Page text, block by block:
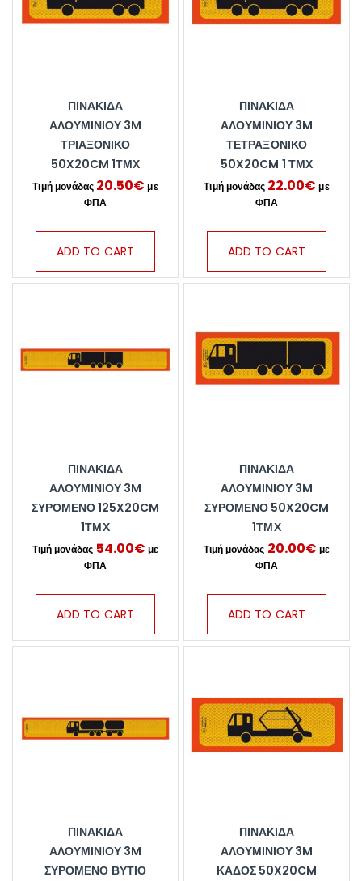
ΠΙΝΑΚΊΔΑ
ΑΛΟΥΜΙΝΊΟΥ 3M
ΤΡΙΑΞΟΝΙΚΌ
50X20CM 1ΤΜΧ
20.50€
ADD TO CART
ΠΙΝΑΚΊΔΑ
ΑΛΟΥΜΙΝΊΟΥ 3M
ΤΕΤΡΑΞΟΝΙΚΌ
50X20CM 1 ΤΜΧ
22.00€
ADD TO CART
ΠΙΝΑΚΊΔΑ
ΑΛΟΥΜΙΝΊΟΥ 3M
ΣΥΡΌΜΕΝΟ 125X20CM
1ΤΜΧ
54.00€
ADD TO CART
ΠΙΝΑΚΊΔΑ
ΑΛΟΥΜΙΝΊΟΥ 3M
ΣΥΡΌΜΕΝΟ 50X20CM
1ΤΜΧ
20.00€
ADD TO CART
ΠΙΝΑΚΊΔΑ
ΑΛΟΥΜΙΝΊΟΥ 3M
ΣΥΡΌΜΕΝΟ ΒΥΤΊΟ
ΠΙΝΑΚΊΔΑ
ΑΛΟΥΜΙΝΊΟΥ 3M
ΚΆΔΟΣ 50X20CM